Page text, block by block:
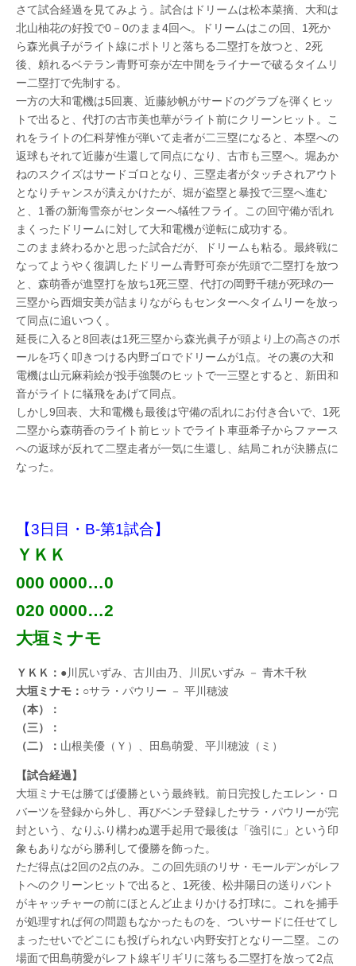
さて試合経過を見てみよう。試合はドリームは松本菜摘、大和は
北山柚花の好投で0－0のまま4回へ。ドリームはこの回、1死か
ら森光眞子がライト線にポトリと落ちる二塁打を放つと、2死
後、頼れるベテラン青野可奈が左中間をライナーで破るタイムリ
ー二塁打で先制する。
一方の大和電機は5回裏、近藤紗帆がサードのグラブを弾くヒッ
トで出ると、代打の古市美也華がライト前にクリーンヒット。こ
れをライトの仁科芽惟が弾いて走者が二三塁になると、本塁への
返球もそれて近藤が生還して同点になり、古市も三塁へ。堀あか
ねのスクイズはサードゴロとなり、三塁走者がタッチされアウト
となりチャンスが潰えかけたが、堀が盗塁と暴投で三塁へ進む
と、1番の新海雪奈がセンターへ犠牲フライ。この回守備が乱れ
まくったドリームに対して大和電機が逆転に成功する。
このまま終わるかと思った試合だが、ドリームも粘る。最終戦に
なってようやく復調したドリーム青野可奈が先頭で二塁打を放つ
と、森萌香が進塁打を放ち1死三塁、代打の岡野千穂が死球の一
三塁から西畑安美が詰まりながらもセンターへタイムリーを放っ
て同点に追いつく。
延長に入ると8回表は1死三塁から森光眞子が頭より上の高さのボ
ールを巧く叩きつける内野ゴロでドリームが1点。その裏の大和
電機は山元麻莉絵が投手強襲のヒットで一三塁とすると、新田和
音がライトに犠飛をあげて同点。
しかし9回表、大和電機も最後は守備の乱れにお付き合いで、1死
二塁から森萌香のライト前ヒットでライト車亜希子からファース
への返球が反れて二塁走者が一気に生還し、結局これが決勝点に
なった。
【3日目・B-第1試合】
ＹＫＫ
000 0000…0
020 0000…2
大垣ミナモ
ＹＫＫ： ●川尻いずみ、古川由乃、川尻いずみ － 青木千秋
大垣ミナモ： ○サラ・パウリー － 平川穂波
（本）：
（三）：
（二）： 山根美優（Ｙ）、田島萌愛、平川穂波（ミ）
【試合経過】
大垣ミナモは勝てば優勝という最終戦。前日完投したエレン・ロ
バーツを登録から外し、再びベンチ登録したサラ・パウリーが完
封という、なりふり構わぬ選手起用で最後は「強引に」という印
象もありながら勝利して優勝を飾った。
ただ得点は2回の2点のみ。この回先頭のリサ・モールデンがレフ
トへのクリーンヒットで出ると、1死後、松井陽日の送りバント
がキャッチャーの前にほとんど止まりかける打球に。これを捕手
が処理すれば何の問題もなかったものを、ついサードに任せてし
まったせいでどこにも投げられない内野安打となり一二塁。この
場面で田島萌愛がレフト線ギリギリに落ちる二塁打を放って2点